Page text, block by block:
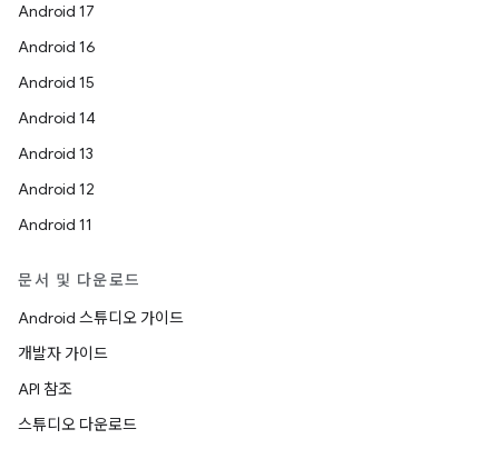
Android 17
Android 16
Android 15
Android 14
Android 13
Android 12
Android 11
문서 및 다운로드
Android 스튜디오 가이드
개발자 가이드
API 참조
스튜디오 다운로드